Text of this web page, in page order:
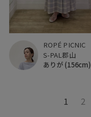
ROPÉ PICNIC
S-PAL郡山
ありが (156cm)
1 2